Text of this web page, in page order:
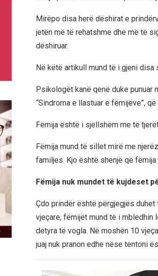
Mirëpo disa herë dëshirat e
jetën më të rehatshme dhe më të
dëshiruar.
Në këtë artikull mund të i gjeni
Psikologët kanë qenë duke punuar
“Sindroma e llastuar e fëmijëve”,
Fëmija është i sjellshëm me të
Fëmija mund të sillet mirë me
familjes. Kjo është shenjë që fëmija
Fëmija nuk mundet të kujdeset
Çdo prindër është përgjegjës
vjeçare, fëmijët mund të i mbledhin
detyra të vogla. Në moshën 10
juaj nuk pranon edhe nëse tentoni